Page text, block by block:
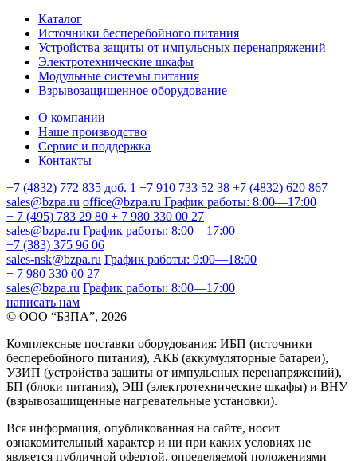
Каталог
Источники бесперебойного питания
Устройства защиты от импульсных перенапряжений
Электротехнические шкафы
Модульные системы питания
Взрывозащищенное оборудование
О компании
Наше производство
Сервис и поддержка
Контакты
+7 (4832) 772 835 доб. 1 +7 910 733 52 38 +7 (4832) 620 867
sales@bzpa.ru office@bzpa.ru График работы: 8:00—17:00
+ 7 (495) 783 29 80 + 7 980 330 00 27
sales@bzpa.ru График работы: 8:00—17:00
+7 (383) 375 96 06
sales-nsk@bzpa.ru График работы: 9:00—18:00
+ 7 980 330 00 27
sales@bzpa.ru График работы: 8:00—17:00
написать нам
© ООО “БЗПА”, 2026
Комплексные поставки оборудования: ИБП (источники
бесперебойного питания), АКБ (аккумуляторные батареи),
УЗИП (устройства защиты от импульсных перенапряжений),
БП (блоки питания), ЭШ (электротехнические шкафы) и ВНУ
(взрывозащищенные нагревательные установки).
Вся информация, опубликованная на сайте, носит
ознакомительный характер и ни при каких условиях не
является публичной офертой, определяемой положениями